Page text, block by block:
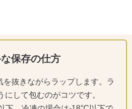
保存の仕方
を抜きながらラップします。ラ
にして包むのがコツです。